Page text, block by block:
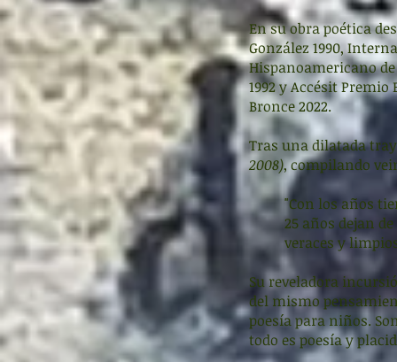
En su obra poética
González 1990,
Hispanoamericano de
1992 y Accésit Premio
Bronce 2022.
Tras una dilatada
2008), compilando
"Con los años
25 años dejan
veraces y
Su reveladora
del mismo
poesía para niños.
todo es poesía y